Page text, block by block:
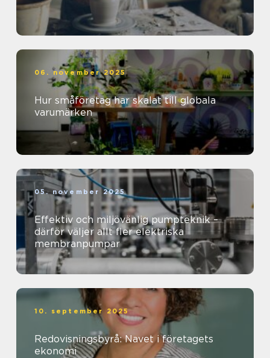
06. november 2025
Hur småföretag har skalat till globala
varumärken
05. november 2025
Effektiv och miljövänlig pumpteknik –
därför väljer allt fler elektriska
membranpumpar
10. september 2025
Redovisningsbyrå: Navet i företagets
ekonomi